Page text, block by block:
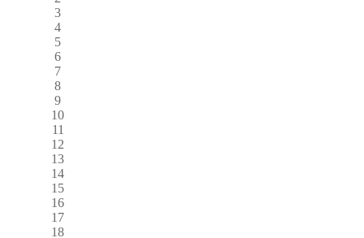
3
4
5
6
7
8
9
10
11
12
13
14
15
16
17
18